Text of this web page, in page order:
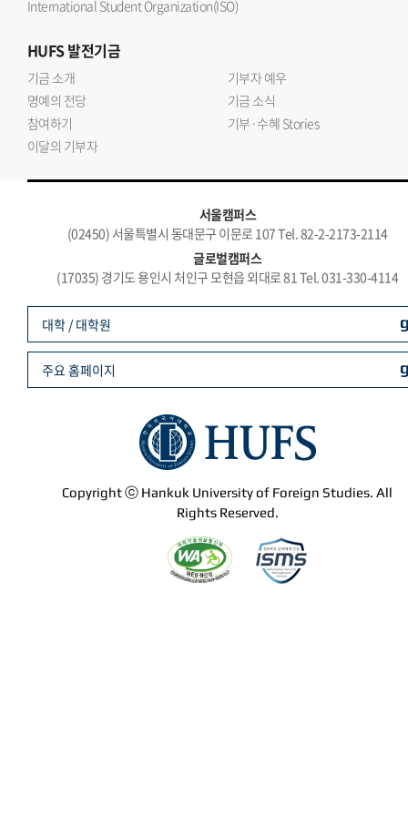
International Student Organization(ISO)
HUFS발전기금
기금 소개
기부자 예우
명예의 전당
기금 소식
참여하기
기부·수혜 Stories
이달의 기부자
서울캠퍼스
(02450) 서울특별시 동대문구 이문로 107 Tel. 82-2-2173-2114
글로벌캠퍼스
(17035) 경기도 용인시 처인구 모현읍 외대로 81 Tel. 031-330-4114
Copyright ⓒ Hankuk University of Foreign Studies. All
Rights Reserved.
대학 / 대학원
주요 홈페이지